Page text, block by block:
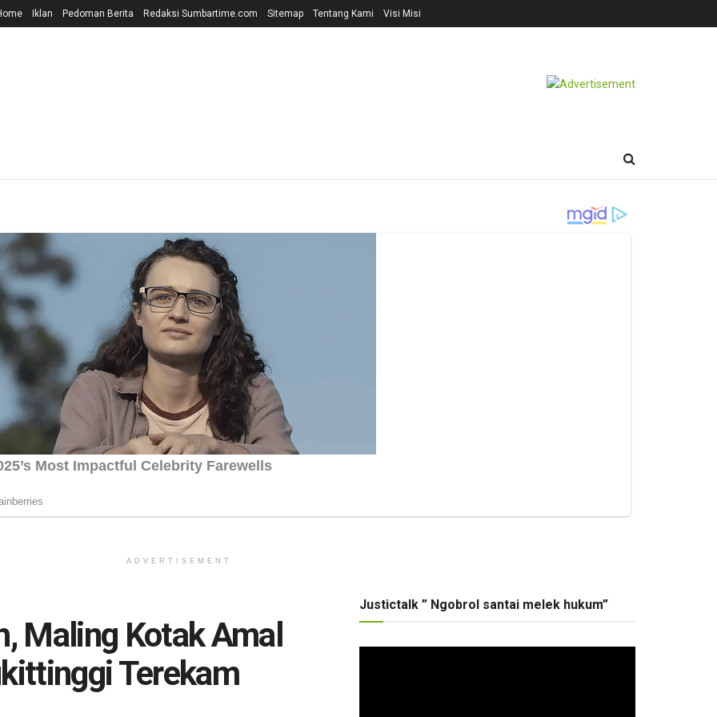
Iklan Pedoman Berita Redaksi Sumbartime.com Sitemap Tentang Kami Visi Misi
ADVERTISEMENT
Maling Kotak Amal
Terekam
Justictalk ” Ngobrol santai melek hukum”